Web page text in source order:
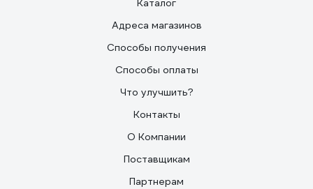
Каталог
Адреса магазинов
Способы получения
Способы оплаты
Что улучшить?
Контакты
О Компании
Поставщикам
Партнерам